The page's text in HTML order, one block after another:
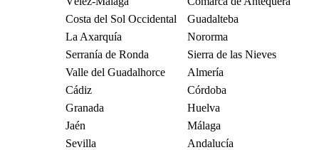
Costa del Sol Occidental
Guadalteba
La Axarquía
Nororma
Serranía de Ronda
Sierra de las Nieves
Valle del Guadalhorce
Almería
Cádiz
Córdoba
Granada
Huelva
Jaén
Málaga
Sevilla
Andalucía